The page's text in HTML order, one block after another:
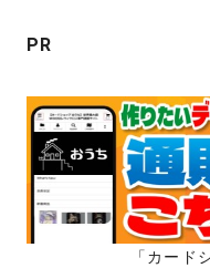
の
ペ
ー
ジ
送
り
PR
「カード